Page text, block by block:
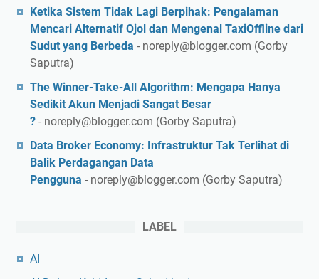
Ketika Sistem Tidak Lagi Berpihak: Pengalaman
Mencari Alternatif Ojol dan Mengenal TaxiOffline dari
Sudut yang Berbeda - noreply@blogger.com (Gorby
Saputra)
The Winner-Take-All Algorithm: Mengapa Hanya
Sedikit Akun Menjadi Sangat Besar
? - noreply@blogger.com (Gorby Saputra)
Data Broker Economy: Infrastruktur Tak Terlihat di
Balik Perdagangan Data
Pengguna - noreply@blogger.com (Gorby Saputra)
LABEL
AI